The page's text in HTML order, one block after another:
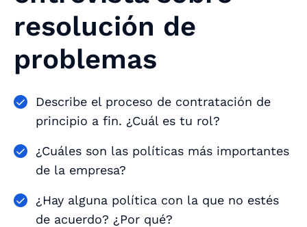
resolución de
problemas
Describe el proceso de contratación de
principio a fin. ¿Cuál es tu rol?
¿Cuáles son las políticas más importantes
de la empresa?
¿Hay alguna política con la que no estés
de acuerdo? ¿Por qué?